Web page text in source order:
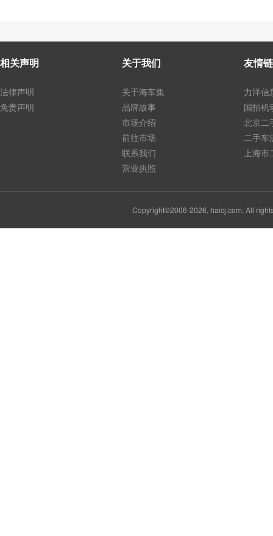
相关声明
法律声明
免责声明
关于我们
关于海车集
品牌故事
市场介绍
前往市场
联系我们
营业执照
友情
力洋信
国拍机
北京二
二手车
上海
Copyright©2006-2026, haicj.com, All